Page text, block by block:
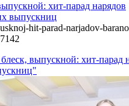
хит-парад нарядов
выпускниц
hit-parad-narjadov-
выпускной: хит-парад